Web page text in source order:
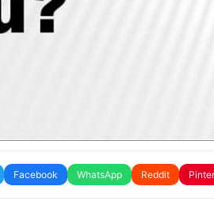
Facebook WhatsApp Reddit